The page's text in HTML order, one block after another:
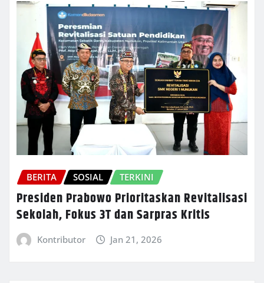
BERITA SOSIAL TERKINI
Presiden Prabowo Prioritaskan Revitalisasi
Sekolah, Fokus 3T dan Sarpras Kritis
Kontributor Jan 21, 2026